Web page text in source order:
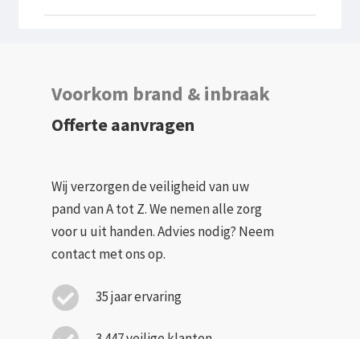
vervangen.
Voorkom brand & inbraak
Offerte aanvragen
Wij verzorgen de veiligheid van uw
pand van A tot Z. We nemen alle zorg
voor u uit handen. Advies nodig? Neem
contact met ons op.
35 jaar ervaring